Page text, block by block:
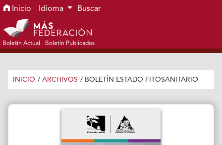
Ir al menú de navegación principal
Ir al contenido principal
Ir al pie de página del sitio
Inicio Idioma Buscar
Boletín Actual Boletín Publicados
INICIO / ARCHIVOS / BOLETÍN ESTADO FITOSANITARIO